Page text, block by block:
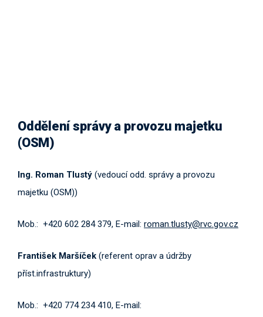
Oddělení správy a provozu majetku
(OSM)
Ing. Roman Tlustý (vedoucí odd. správy a provozu
majetku (OSM))
Mob.: +420 602 284 379, E-mail: roman.tlusty@rvc.gov.cz
František Maršíček (referent oprav a údržby
příst.infrastruktury)
Mob.: +420 774 234 410, E-mail: